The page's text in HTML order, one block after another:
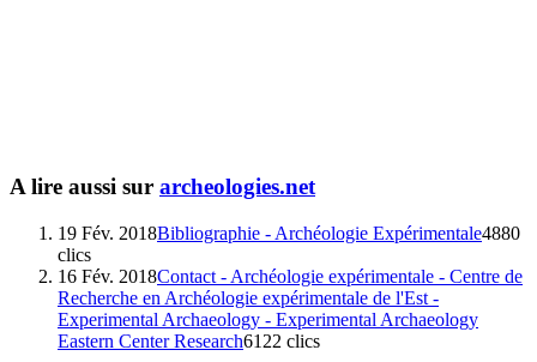
A lire aussi sur archeologies.net
19 Fév. 2018Bibliographie - Archéologie Expérimentale4880
clics
16 Fév. 2018Contact - Archéologie expérimentale - Centre de
Recherche en Archéologie expérimentale de l'Est -
Experimental Archaeology - Experimental Archaeology
Eastern Center Research6122 clics